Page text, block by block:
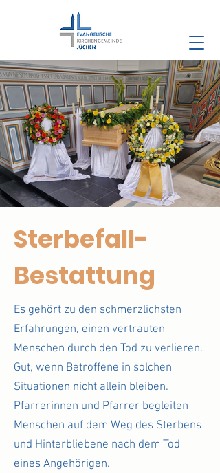
Sterbefall-
Bestattung
Es gehört zu den schmerzlichsten
Erfahrungen, einen vertrauten
Menschen durch den Tod zu verlieren.
Gut, wenn Betroffene in solchen
Situationen nicht allein bleiben.
Pfarrerinnen und Pfarrer begleiten
Menschen auf dem Weg des Sterbens
und Hinterbliebene nach dem Tod
eines Angehörigen.